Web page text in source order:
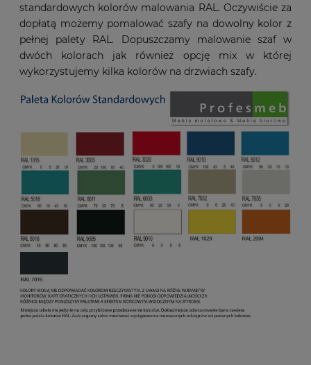
standardowych kolorów malowania RAL. Oczywiście za
dopłatą możemy pomalować szafy na dowolny kolor z
pełnej palety RAL. Dopuszczamy malowanie szaf w
dwóch kolorach jak również opcję mix w której
wykorzystujemy kilka kolorów na drzwiach szafy.